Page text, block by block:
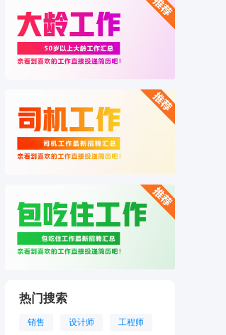
热门搜索
销售 设计师 工程师